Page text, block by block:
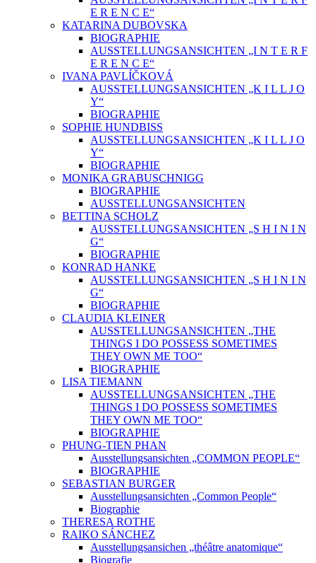
E R E N C E“
KATARINA DUBOVSKA
BIOGRAPHIE
AUSSTELLUNGSANSICHTEN „I N T E R F
E R E N C E“
IVANA PAVLÍČKOVÁ
AUSSTELLUNGSANSICHTEN „K I L L J O
Y“
BIOGRAPHIE
SOPHIE HUNDBISS
AUSSTELLUNGSANSICHTEN „K I L L J O
Y“
BIOGRAPHIE
MONIKA GRABUSCHNIGG
BIOGRAPHIE
AUSSTELLUNGSANSICHTEN
BETTINA SCHOLZ
AUSSTELLUNGSANSICHTEN „S H I N I N
G“
BIOGRAPHIE
KONRAD HANKE
AUSSTELLUNGSANSICHTEN „S H I N I N
G“
BIOGRAPHIE
CLAUDIA KLEINER
AUSSTELLUNGSANSICHTEN „THE
THINGS I DO POSSESS SOMETIMES
THEY OWN ME TOO“
BIOGRAPHIE
LISA TIEMANN
AUSSTELLUNGSANSICHTEN „THE
THINGS I DO POSSESS SOMETIMES
THEY OWN ME TOO“
BIOGRAPHIE
PHUNG-TIEN PHAN
Ausstellungsansichten „COMMON PEOPLE“
BIOGRAPHIE
SEBASTIAN BURGER
Ausstellungsansichten „Common People“
Biographie
THERESA ROTHE
RAIKO SÁNCHEZ
Ausstellungsansichen „théâtre anatomique“
Biografie